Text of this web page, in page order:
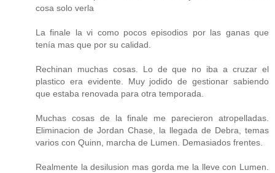
cosa solo verla
La finale la vi como pocos episodios por las ganas que
tenía mas que por su calidad.
Rechinan muchas cosas. Lo de que no iba a cruzar el
plastico era evidente. Muy jodido de gestionar sabiendo
que estaba renovada para otra temporada.
Muchas cosas de la finale me parecieron atropelladas.
Eliminacion de Jordan Chase, la llegada de Debra, temas
varios con Quinn, marcha de Lumen. Demasiados frentes.
Realmente la desilusion mas gorda me la lleve con Lumen.